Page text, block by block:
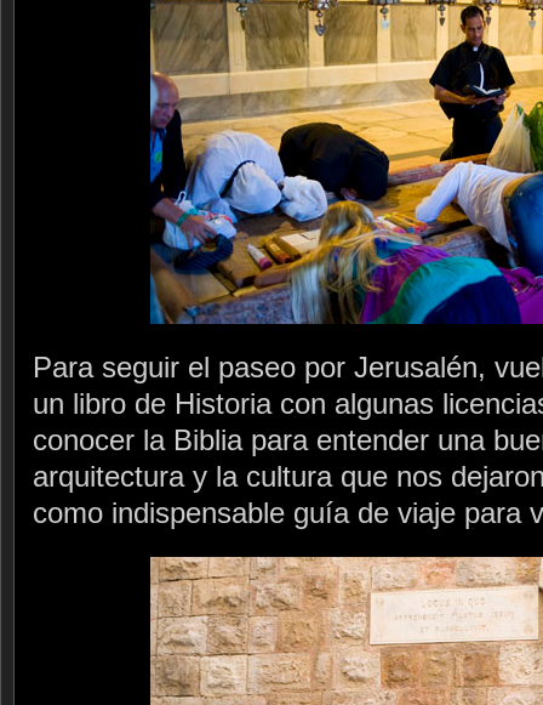
Para seguir el paseo por Jerusalén,
un libro de Historia con algunas
conocer la Biblia para entender una
arquitectura y la cultura que nos
como indispensable guía de viaje para